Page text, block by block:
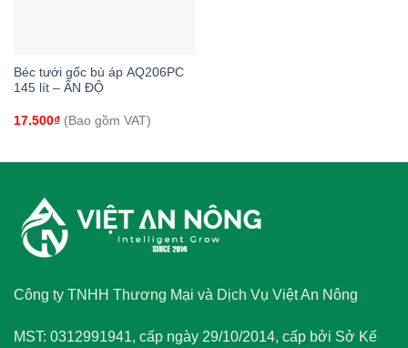
Béc tưới gốc bù áp AQ206PC
145 lít – ẤN ĐỘ
17.500₫(Bao gồm VAT)
Công ty TNHH Thương Mại và Dịch Vụ Việt An Nông
MST: 0312991941, cấp ngày 29/10/2014, cấp bởi Sở Kế